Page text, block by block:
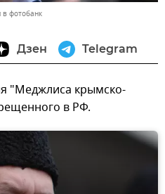
в фотобанк
Дзен Telegram
"Меджлиса крымско-
в РФ.